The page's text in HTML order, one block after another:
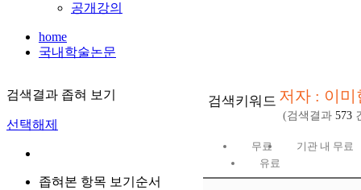
공개강의
home
국내학술논문
검색결과 좁혀 보기
선택해제
좁혀본 항목 보기순서
검색키워드 저자 : 이미
(검색결과 573
무료
기관 내 무료
유료